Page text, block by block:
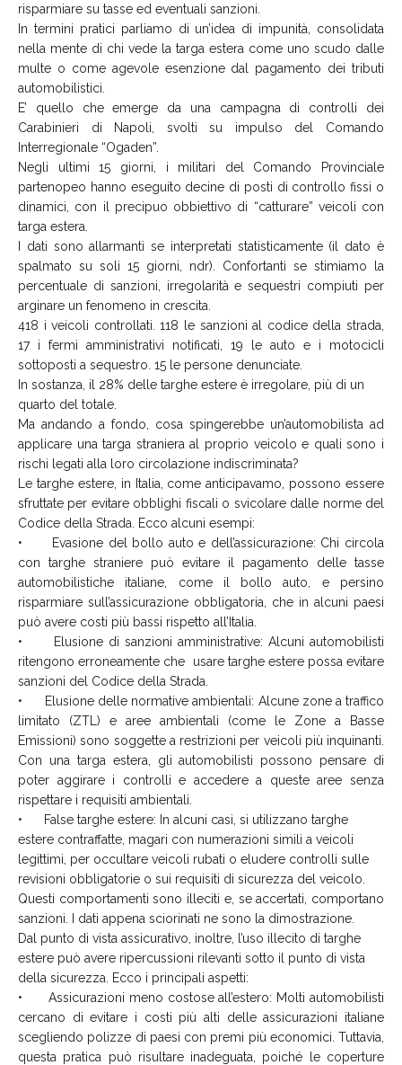
risparmiare su tasse ed eventuali sanzioni.
In termini pratici parliamo di un’idea di impunità, consolidata
nella mente di chi vede la targa estera come uno scudo dalle
multe o come agevole esenzione dal pagamento dei tributi
automobilistici.
E’ quello che emerge da una campagna di controlli dei
Carabinieri di Napoli, svolti su impulso del Comando
Interregionale “Ogaden”.
Negli ultimi 15 giorni, i militari del Comando Provinciale
partenopeo hanno eseguito decine di posti di controllo fissi o
dinamici, con il precipuo obbiettivo di “catturare” veicoli con
targa estera.
I dati sono allarmanti se interpretati statisticamente (il dato è
spalmato su soli 15 giorni, ndr). Confortanti se stimiamo la
percentuale di sanzioni, irregolarità e sequestri compiuti per
arginare un fenomeno in crescita.
418 i veicoli controllati. 118 le sanzioni al codice della strada,
17 i fermi amministrativi notificati, 19 le auto e i motocicli
sottoposti a sequestro. 15 le persone denunciate.
In sostanza, il 28% delle targhe estere è irregolare, più di un
quarto del totale.
Ma andando a fondo, cosa spingerebbe un’automobilista ad
applicare una targa straniera al proprio veicolo e quali sono i
rischi legati alla loro circolazione indiscriminata?
Le targhe estere, in Italia, come anticipavamo, possono essere
sfruttate per evitare obblighi fiscali o svicolare dalle norme del
Codice della Strada. Ecco alcuni esempi:
• Evasione del bollo auto e dell’assicurazione: Chi circola
con targhe straniere può evitare il pagamento delle tasse
automobilistiche italiane, come il bollo auto, e persino
risparmiare sull’assicurazione obbligatoria, che in alcuni paesi
può avere costi più bassi rispetto all’Italia.
• Elusione di sanzioni amministrative: Alcuni automobilisti
ritengono erroneamente che usare targhe estere possa evitare
sanzioni del Codice della Strada.
• Elusione delle normative ambientali: Alcune zone a traffico
limitato (ZTL) e aree ambientali (come le Zone a Basse
Emissioni) sono soggette a restrizioni per veicoli più inquinanti.
Con una targa estera, gli automobilisti possono pensare di
poter aggirare i controlli e accedere a queste aree senza
rispettare i requisiti ambientali.
• False targhe estere: In alcuni casi, si utilizzano targhe
estere contraffatte, magari con numerazioni simili a veicoli
legittimi, per occultare veicoli rubati o eludere controlli sulle
revisioni obbligatorie o sui requisiti di sicurezza del veicolo.
Questi comportamenti sono illeciti e, se accertati, comportano
sanzioni. I dati appena sciorinati ne sono la dimostrazione.
Dal punto di vista assicurativo, inoltre, l’uso illecito di targhe
estere può avere ripercussioni rilevanti sotto il punto di vista
della sicurezza. Ecco i principali aspetti:
• Assicurazioni meno costose all’estero: Molti automobilisti
cercano di evitare i costi più alti delle assicurazioni italiane
scegliendo polizze di paesi con premi più economici. Tuttavia,
questa pratica può risultare inadeguata, poiché le coperture